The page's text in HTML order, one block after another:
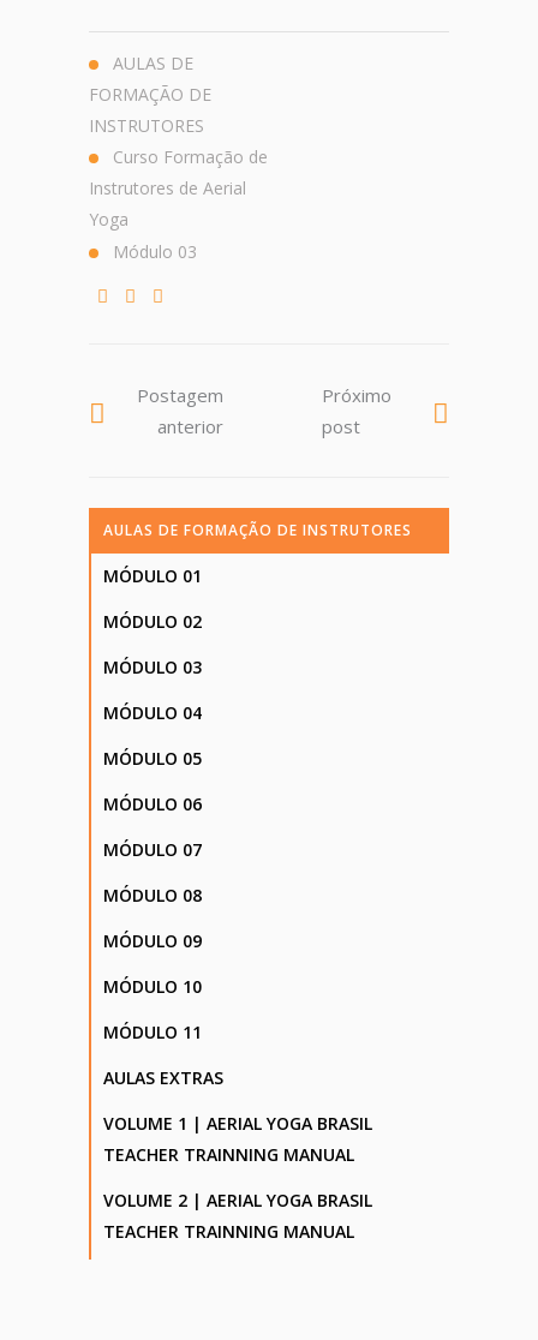
AULAS DE
FORMAÇÃO DE
INSTRUTORES
Curso Formação de
Instrutores de Aerial
Yoga
Módulo 03
Postagem
anterior
Próximo
post
AULAS DE FORMAÇÃO DE INSTRUTORES
MÓDULO 01
MÓDULO 02
MÓDULO 03
MÓDULO 04
MÓDULO 05
MÓDULO 06
MÓDULO 07
MÓDULO 08
MÓDULO 09
MÓDULO 10
MÓDULO 11
AULAS EXTRAS
VOLUME 1 | AERIAL YOGA BRASIL
TEACHER TRAINNING MANUAL
VOLUME 2 | AERIAL YOGA BRASIL
TEACHER TRAINNING MANUAL